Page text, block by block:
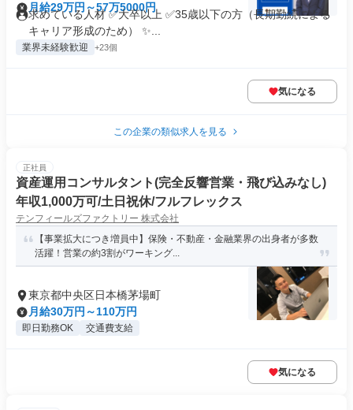
月給29万円～57万5000円
求めている人材 ✅大卒以上 ✅35歳以下の方（長期勤続による
キャリア形成のため） ✨...
業界未経験歓迎 +23個
気になる
この企業の類似求人を見る
正社員
資産運用コンサルタント(完全反響営業・飛び込みなし)
年収1,000万可/土日祝休/フルフレックス
テンフィールズファクトリー 株式会社
【事業拡大につき増員中】保険・不動産・金融業界の出身者が多数
活躍！営業の約3割がワーキング...
東京都中央区日本橋茅場町
月給30万円～110万円
即日勤務OK 交通費支給
気になる